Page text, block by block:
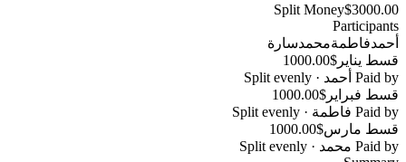
Split Money$3000.00
Participants
أحمدفاطمةمحمدسارة
قسط يناير $1000.00
Paid by أحمد ·
Split evenly
قسط فبراير $1000.00
Paid by فاطمة ·
Split evenly
قسط مارس$1000.00
Paid by محمد ·
Split evenly